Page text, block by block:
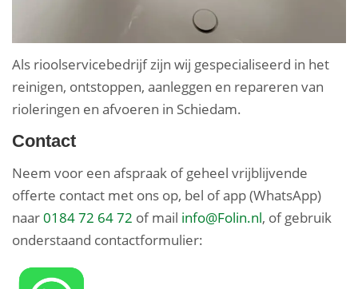
Als rioolservicebedrijf zijn wij gespecialiseerd in het
reinigen, ontstoppen, aanleggen en repareren van
rioleringen en afvoeren in Schiedam.
Contact
Neem voor een afspraak of geheel vrijblijvende
offerte contact met ons op, bel of app (WhatsApp)
naar0184 72 64 72 of mail info@Folin.nl, of gebruik
onderstaand contactformulier: